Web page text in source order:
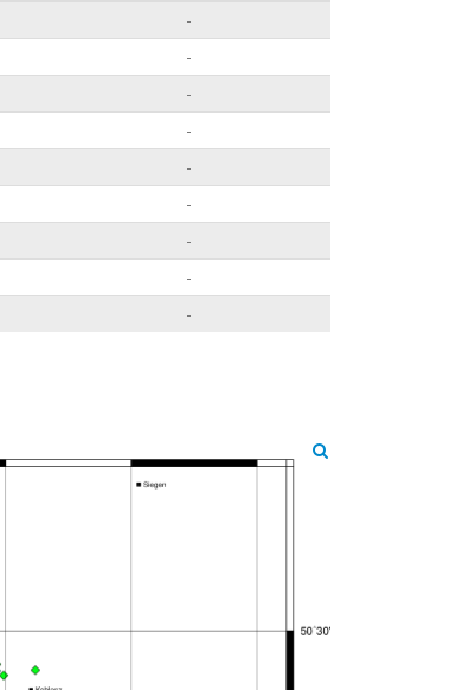
-
-
-
-
-
-
-
-
-